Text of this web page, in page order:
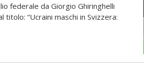
federale da Giorgio Ghiringhelli
“Ucraini maschi in Svizzera: